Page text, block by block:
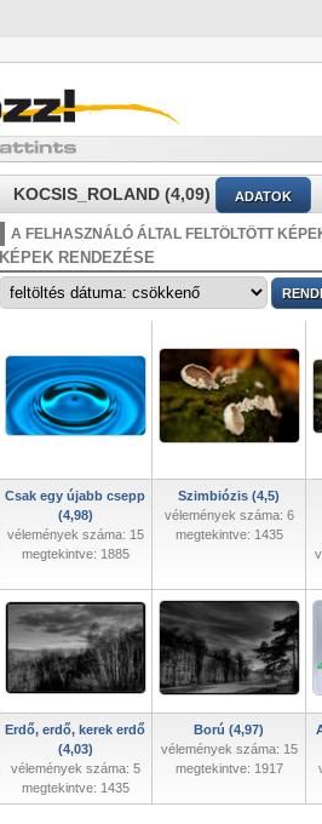
KOCSIS_ROLAND (4,09) ADATOK
A FELHASZNÁLÓ ÁLTAL FELTÖLTÖTT
KÉPEK RENDEZÉSE
Csak egy újabb csepp
(4,98)
vélemények száma: 15
megtekintve: 1885
Szimbiózis (4,5)
vélemények száma: 6
megtekintve: 1435
Erdő, erdő, kerek erdő
(4,03)
vélemények száma: 5
megtekintve: 1435
Ború (4,97)
vélemények száma: 15
megtekintve: 1917